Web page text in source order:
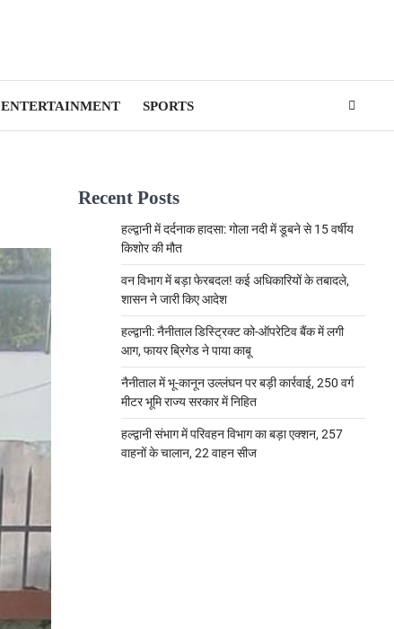
ENTERTAINMENT SPORTS
Recent Posts
हल्द्वानी में दर्दनाक हादसा: गोला नदी में डूबने से 15 वर्षीय
किशोर की मौत
वन विभाग में बड़ा फेरबदल! कई अधिकारियों के तबादले,
शासन ने जारी किए आदेश
हल्द्वानी: नैनीताल डिस्ट्रिक्ट को-ऑपरेटिव बैंक में लगी
आग, फायर ब्रिगेड ने पाया काबू
नैनीताल में भू-कानून उल्लंघन पर बड़ी कार्रवाई, 250 वर्ग
मीटर भूमि राज्य सरकार में निहित
हल्द्वानी संभाग में परिवहन विभाग का बड़ा एक्शन, 257
वाहनों के चालान, 22 वाहन सीज